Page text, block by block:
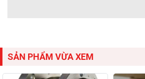
SẢN PHẨM VỪA XEM